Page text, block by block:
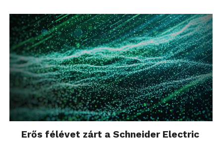
Erős félévet zárt a Schneider Electric